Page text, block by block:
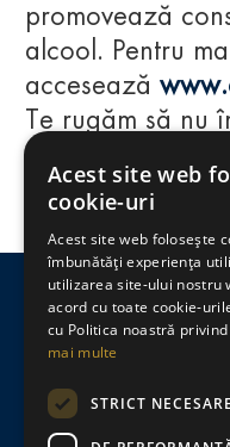
Regulamente
consumă-
Politica de
promovează
alcool. Pentru
accesează
Te rugăm să nu
acestui website
împlinit vârsta
Acest site web
cookie-uri
Acest site web folosește
îmbunătăți experiența
utilizarea site-ului nostru
acord cu toate cookie-
cu Politica noastră
mai multe
STRICT NECESARE